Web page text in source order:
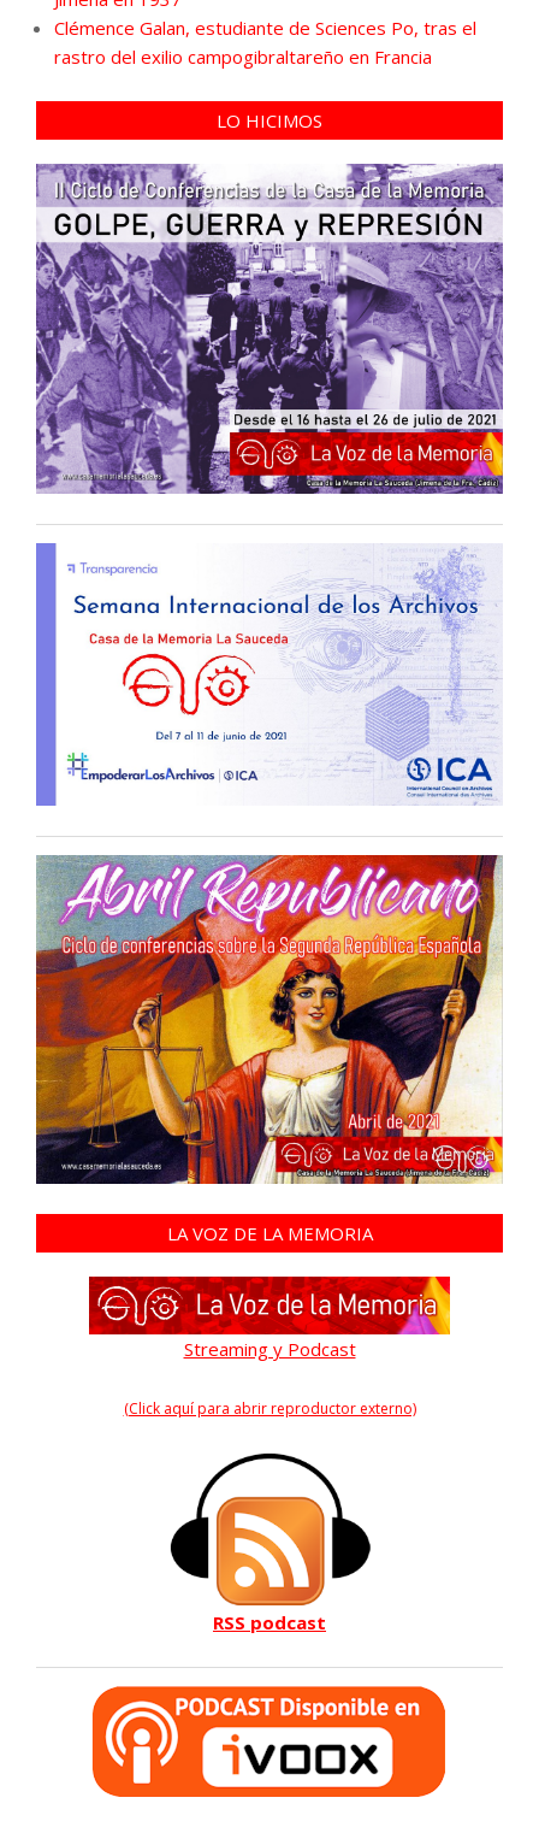
Clémence Galan, estudiante de Sciences Po, tras el
rastro del exilio campogibraltareño en Francia
LO HICIMOS
LA VOZ DE LA MEMORIA
Streaming y Podcast
(Click aquí para abrir reproductor externo)
RSS podcast